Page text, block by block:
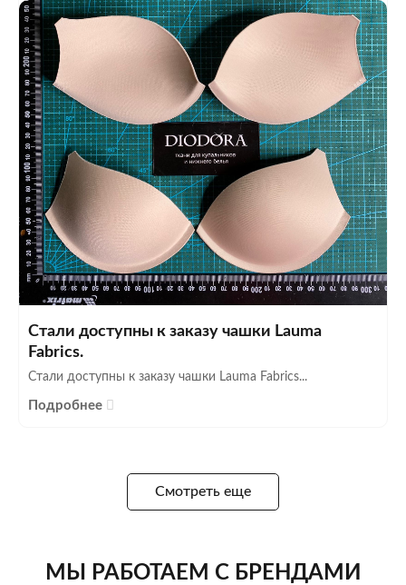
Стали доступны к заказу чашки Lauma
Fabrics.
Стали доступны к заказу чашки Lauma Fabrics...
Подробнее
Смотреть еще
МЫ РАБОТАЕМ С БРЕНДАМИ